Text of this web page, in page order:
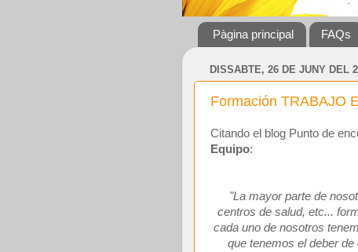
Pàgina principal FAQs
DISSABTE, 26 DE JUNY DEL
Formación TRABAJO
Citando el blog Punto de
Equipo:
"La mayor parte de
centros de salud, etc...
cada uno de nosotros
que tenemos el deber